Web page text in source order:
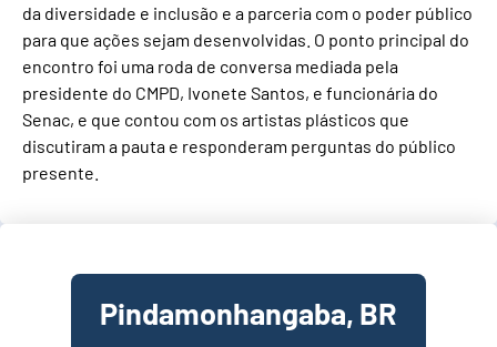
da diversidade e inclusão e a parceria com o poder público
para que ações sejam desenvolvidas. O ponto principal do
encontro foi uma roda de conversa mediada pela
presidente do CMPD, Ivonete Santos, e funcionária do
Senac, e que contou com os artistas plásticos que
discutiram a pauta e responderam perguntas do público
presente.
Pindamonhangaba, BR